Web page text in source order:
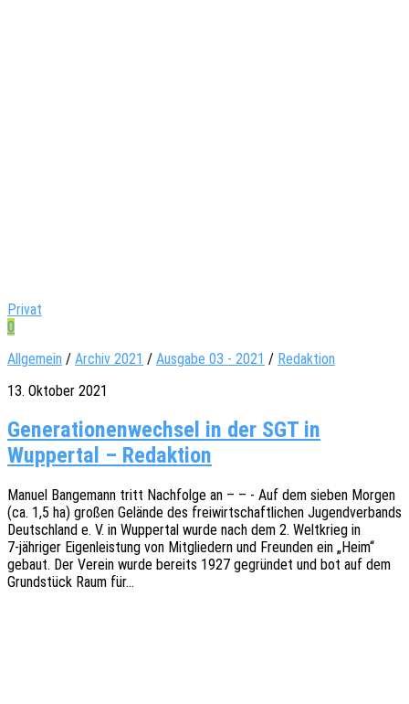
Privat
0
Allgemein / Archiv 2021 / Ausgabe 03 - 2021 / Redaktion
13. Oktober 2021
Generationenwechsel in der SGT in
Wuppertal – Redaktion
Manuel Bange­mann tritt Nach­fol­ge an – – - Auf dem sieben Morgen
(ca. 1,5 ha) großen Gelän­de des frei­wirt­schaft­li­chen Jugend­ver­bands
Deutsch­land e. V. in Wupper­tal wurde nach dem 2. Welt­krieg in
7‑jähriger Eigen­leis­tung von Mitglie­dern und Freun­den ein „Heim“
gebaut. Der Verein wurde bereits 1927 gegrün­det und bot auf dem
Grund­stück Raum für…